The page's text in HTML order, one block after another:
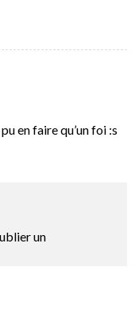
en faire qu’un foi :s
un